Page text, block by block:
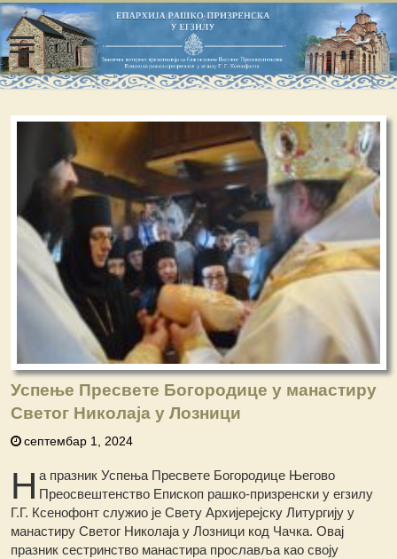
Успење Пресвете Богородице у манастиру
Светог Николаја у Лозници
септембар 1, 2024
Н а празник Успења Пресвете Богородице Његово
Преосвештенство Епископ рашко-призренски у егзилу
Г.Г. Ксенофонт служио је Свету Архијерејску Литургију у
манастиру Светог Николаја у Лозници код Чачка. Овај
празник сестринство манастира прославља као своју